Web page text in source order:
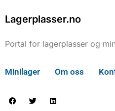
Lagerplasser.no
Portal for lagerplasser og
Minilager Om oss